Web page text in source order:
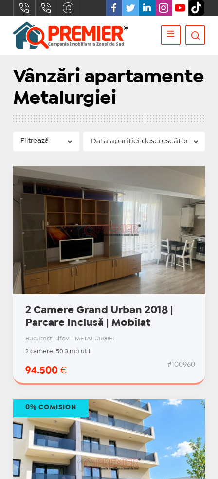
Vânzări apartamente
Metalurgiei
Filtrează
2 Camere Grand Urban 2018 |
Parcare Inclusă | Mobilat
Bucuresti-Ilfov - METALURGIEI
2 camere, 50.3 mp utili
94.500 €
#100960
0% COMISION